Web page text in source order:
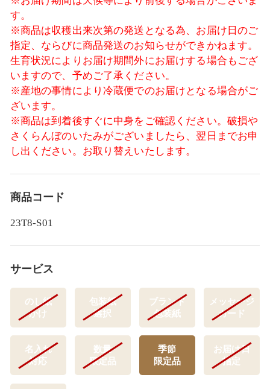
す。
※商品は収穫出来次第の発送となる為、お届け日のご
指定、ならびに商品発送のお知らせができかねます。
生育状況によりお届け期間外にお届けする場合もござ
いますので、予めご了承ください。
※産地の事情により冷蔵便でのお届けとなる場合がご
ざいます。
※商品は到着後すぐに中身をご確認ください。破損や
さくらんぼのいたみがございましたら、翌日までお申
し出ください。お取り替えいたします。
商品コード
23T8-S01
サービス
のし紙
かけ
包装紙
選択
ブランド
包装紙
メッセージ
カード
名入れ
対応
数量
限定品
季節
限定品
お届け日
指定